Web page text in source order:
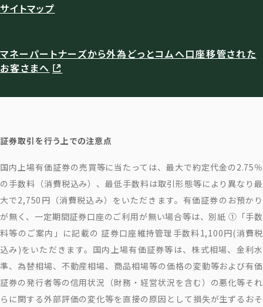
サイトマップ
マネーパートナーズから外為どっとコムへ口座移管された
お客さまへ
証券取引を行う上での注意点
国内上場有価証券の売買等に当たっては、最大で約定代金の2.75％
の手数料（消費税込み）、最低手数料は取引形態等により異なり最
大で2,750円（消費税込み）をいただきます。有価証券のお預かり
が無く、一定期間証券口座のご利用が無い場合等は、別紙 ①「手数
料等のご案内」に記載の 証券口座維持管理手数料1,100円(消費税
込み)をいただきます。国内上場有価証券等は、株式相場、金利水
準、為替相場、不動産相場、商品相場等の価格の変動等および有価
証券の発行者等の信用状況（財務・経営状況を含む）の悪化等それ
らに関する外部評価の変化等を直接の原因として損失が生ずるおそ